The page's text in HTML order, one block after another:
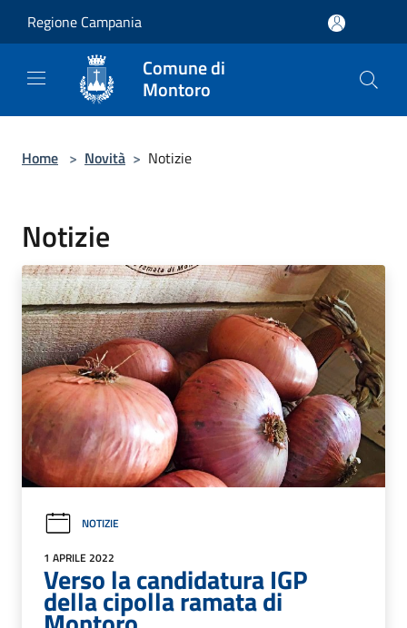
Regione Campania
Comune di
Montoro
Home > Novità > Notizie
Notizie
NOTIZIE
1 APRILE 2022
Verso la candidatura IGP
della cipolla ramata di